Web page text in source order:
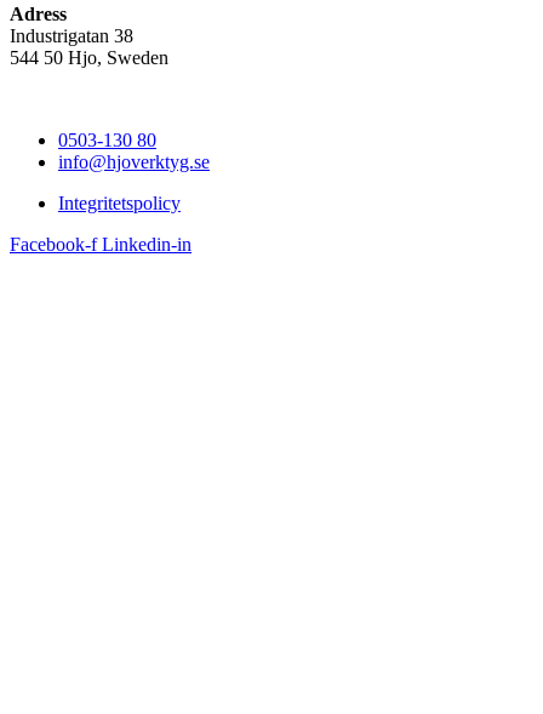
Adress
Industrigatan 38
544 50 Hjo, Sweden
0503-130 80
info@hjoverktyg.se
Integritetspolicy
Facebook-f Linkedin-in